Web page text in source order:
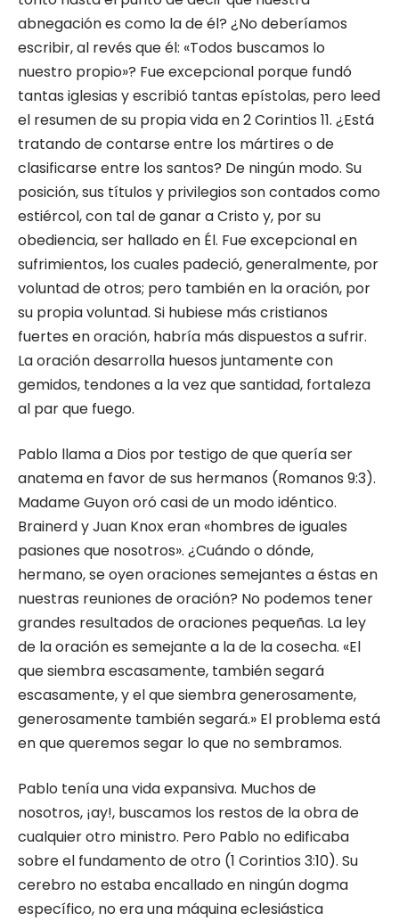
abnegación es como la de él? ¿No deberíamos
escribir, al revés que él: «Todos buscamos lo
nuestro propio»? Fue excepcional porque fundó
tantas iglesias y escribió tantas epístolas, pero leed
el resumen de su propia vida en 2 Corintios 11. ¿Está
tratando de contarse entre los mártires o de
clasificarse entre los santos? De ningún modo. Su
posición, sus títulos y privilegios son contados como
estiércol, con tal de ganar a Cristo y, por su
obediencia, ser hallado en Él. Fue excepcional en
sufrimientos, los cuales padeció, generalmente, por
voluntad de otros; pero también en la oración, por
su propia voluntad. Si hubiese más cristianos
fuertes en oración, habría más dispuestos a sufrir.
La oración desarrolla huesos juntamente con
gemidos, tendones a la vez que santidad, fortaleza
al par que fuego.
Pablo llama a Dios por testigo de que quería ser
anatema en favor de sus hermanos (Romanos 9:3).
Madame Guyon oró casi de un modo idéntico.
Brainerd y Juan Knox eran «hombres de iguales
pasiones que nosotros». ¿Cuándo o dónde,
hermano, se oyen oraciones semejantes a éstas en
nuestras reuniones de oración? No podemos tener
grandes resultados de oraciones pequeñas. La ley
de la oración es semejante a la de la cosecha. «El
que siembra escasamente, también segará
escasamente, y el que siembra generosamente,
generosamente también segará.» El problema está
en que queremos segar lo que no sembramos.
Pablo tenía una vida expansiva. Muchos de
nosotros, ¡ay!, buscamos los restos de la obra de
cualquier otro ministro. Pero Pablo no edificaba
sobre el fundamento de otro (1 Corintios 3:10). Su
cerebro no estaba encallado en ningún dogma
específico, no era una máquina eclesiástica